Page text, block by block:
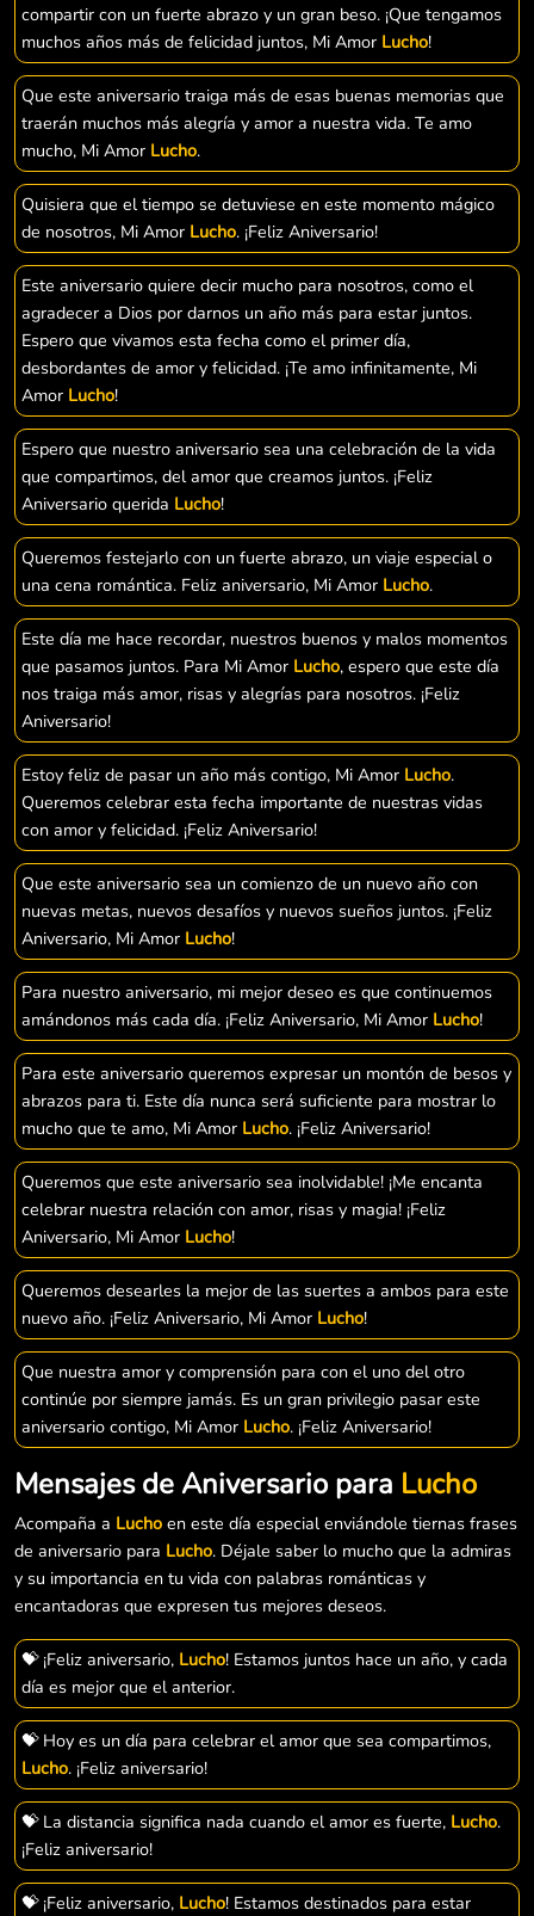
compartir con un fuerte abrazo y un gran beso. ¡Que tengamos
muchos años más de felicidad juntos, Mi Amor Lucho!
Que este aniversario traiga más de esas buenas memorias que
traerán muchos más alegría y amor a nuestra vida. Te amo
mucho, Mi Amor Lucho.
Quisiera que el tiempo se detuviese en este momento mágico
de nosotros, Mi Amor Lucho. ¡Feliz Aniversario!
Este aniversario quiere decir mucho para nosotros, como el
agradecer a Dios por darnos un año más para estar juntos.
Espero que vivamos esta fecha como el primer día,
desbordantes de amor y felicidad. ¡Te amo infinitamente, Mi
Amor Lucho!
Espero que nuestro aniversario sea una celebración de la vida
que compartimos, del amor que creamos juntos. ¡Feliz
Aniversario querida Lucho!
Queremos festejarlo con un fuerte abrazo, un viaje especial o
una cena romántica. Feliz aniversario, Mi Amor Lucho.
Este día me hace recordar, nuestros buenos y malos momentos
que pasamos juntos. Para Mi Amor Lucho, espero que este día
nos traiga más amor, risas y alegrías para nosotros. ¡Feliz
Aniversario!
Estoy feliz de pasar un año más contigo, Mi Amor Lucho.
Queremos celebrar esta fecha importante de nuestras vidas
con amor y felicidad. ¡Feliz Aniversario!
Que este aniversario sea un comienzo de un nuevo año con
nuevas metas, nuevos desafíos y nuevos sueños juntos. ¡Feliz
Aniversario, Mi Amor Lucho!
Para nuestro aniversario, mi mejor deseo es que continuemos
amándonos más cada día. ¡Feliz Aniversario, Mi Amor Lucho!
Para este aniversario queremos expresar un montón de besos y
abrazos para ti. Este día nunca será suficiente para mostrar lo
mucho que te amo, Mi Amor Lucho. ¡Feliz Aniversario!
Queremos que este aniversario sea inolvidable! ¡Me encanta
celebrar nuestra relación con amor, risas y magia! ¡Feliz
Aniversario, Mi Amor Lucho!
Queremos desearles la mejor de las suertes a ambos para este
nuevo año. ¡Feliz Aniversario, Mi Amor Lucho!
Que nuestra amor y comprensión para con el uno del otro
continúe por siempre jamás. Es un gran privilegio pasar este
aniversario contigo, Mi Amor Lucho. ¡Feliz Aniversario!
Mensajes de Aniversario para Lucho
Acompaña a Lucho en este día especial enviándole tiernas frases
de aniversario para Lucho. Déjale saber lo mucho que la admiras
y su importancia en tu vida con palabras románticas y
encantadoras que expresen tus mejores deseos.
💝 ¡Feliz aniversario, Lucho! Estamos juntos hace un año, y cada
día es mejor que el anterior.
💝 Hoy es un día para celebrar el amor que sea compartimos,
Lucho. ¡Feliz aniversario!
💝 La distancia significa nada cuando el amor es fuerte, Lucho.
¡Feliz aniversario!
💝 ¡Feliz aniversario, Lucho! Estamos destinados para estar